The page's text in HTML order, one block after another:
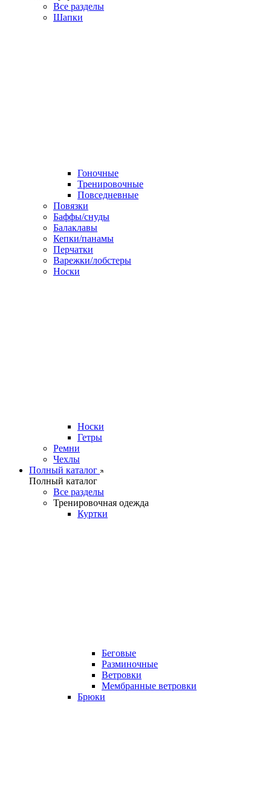
Все разделы
Шапки
Гоночные
Тренировочные
Повседневные
Повязки
Баффы/снуды
Балаклавы
Кепки/панамы
Перчатки
Варежки/лобстеры
Носки
Носки
Гетры
Ремни
Чехлы
Полный каталог
Полный каталог
Все разделы
Тренировочная одежда
Куртки
Беговые
Разминочные
Ветровки
Мембранные ветровки
Брюки